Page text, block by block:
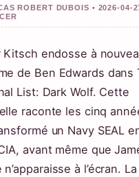
ROBERT DUBOIS • 2026-04-
Kitsch endosse à
de Ben Edwards dans
List: Dark Wolf. Cette
raconte les cinq
un Navy SEAL
avant même que
n’apparaisse à l’écran.